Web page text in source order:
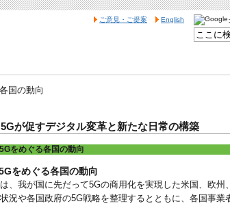
ご意見・ご提案 English
国の動向
が促すデジタル変革と新たな日常の構築
をめぐる各国の動向
をめぐる各国の動向
、我が国に先だって5Gの商用化を実現した米国、欧州
況や各国政府の5G戦略を整理するとともに、各国事